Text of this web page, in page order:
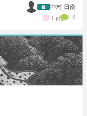
中村 日南
1 pt 0